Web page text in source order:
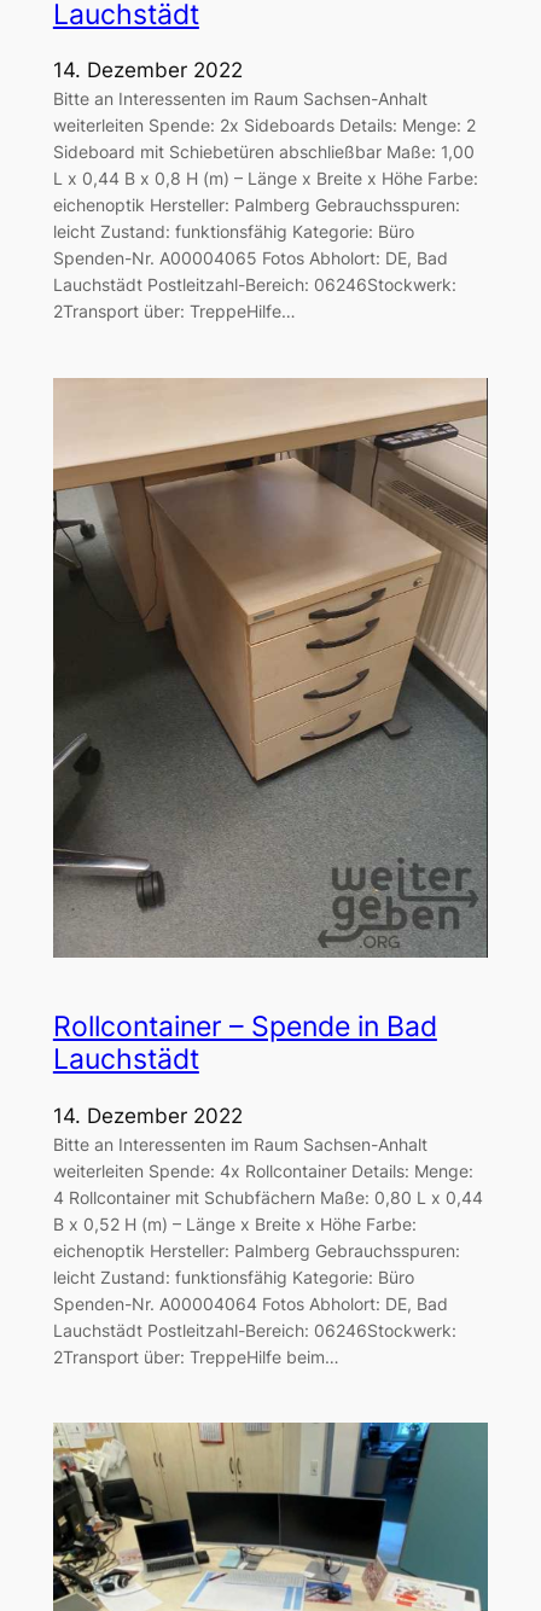
Lauchstädt
14. Dezember 2022
Bitte an Interessenten im Raum Sachsen-Anhalt
weiterleiten Spende: 2x Sideboards Details: Menge: 2
Sideboard mit Schiebetüren abschließbar Maße: 1,00
L x 0,44 B x 0,8 H (m) – Länge x Breite x Höhe Farbe:
eichenoptik Hersteller: Palmberg Gebrauchsspuren:
leicht Zustand: funktionsfähig Kategorie: Büro
Spenden-Nr. A00004065 Fotos Abholort: DE, Bad
Lauchstädt Postleitzahl-Bereich: 06246Stockwerk:
2Transport über: TreppeHilfe…
Rollcontainer – Spende in Bad
Lauchstädt
14. Dezember 2022
Bitte an Interessenten im Raum Sachsen-Anhalt
weiterleiten Spende: 4x Rollcontainer Details: Menge:
4 Rollcontainer mit Schubfächern Maße: 0,80 L x 0,44
B x 0,52 H (m) – Länge x Breite x Höhe Farbe:
eichenoptik Hersteller: Palmberg Gebrauchsspuren:
leicht Zustand: funktionsfähig Kategorie: Büro
Spenden-Nr. A00004064 Fotos Abholort: DE, Bad
Lauchstädt Postleitzahl-Bereich: 06246Stockwerk:
2Transport über: TreppeHilfe beim…